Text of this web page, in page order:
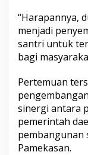
“Harapannya,
menjadi
santri untuk
bagi
Pertemuan
sinergi antara
pemerintah
pembangunan
Pamekasan.